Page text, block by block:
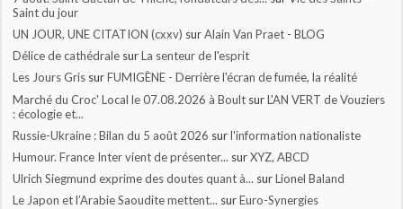
Saint du jour
UN JOUR, UNE CITATION (cxxv) surAlain Van Praet - BLOG
Délice de cathédrale surLa senteur de l'esprit
Les Jours Gris surFUMIGÈNE - Derrière l'écran de fumée, la réalité
Marché du Croc' Local le 07.08.2026 à Boult surL'AN VERT de Vouziers
: écologie et...
Russie-Ukraine : Bilan du 5 août 2026 surl'information nationaliste
Humour. France Inter vient de présenter... surXYZ, ABCD
Ulrich Siegmund exprime des doutes quant à... surLionel Baland
Le Japon et l’Arabie Saoudite mettent... surEuro-Synergies